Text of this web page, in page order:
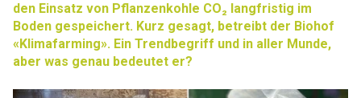
den Einsatz von Pflanzenkohle CO₂ langfristig im
Boden gespeichert. Kurz gesagt, betreibt der Biohof
«Klimafarming». Ein Trendbegriff und in aller Munde,
aber was genau bedeutet er?